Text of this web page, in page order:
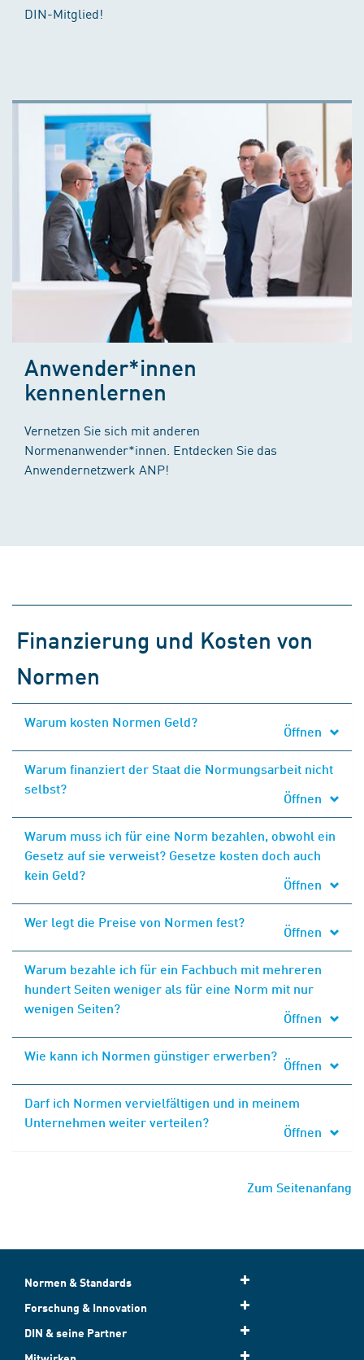
DIN-Mitglied!
Anwender*innen
kennenlernen
Vernetzen Sie sich mit anderen
Normenanwender*innen. Entdecken Sie das
Anwendernetzwerk ANP!
Finanzierung und Kosten von
Normen
Warum kosten Normen Geld?
Öffnen
Warum finanziert der Staat die Normungsarbeit nicht
selbst?
Öffnen
Warum muss ich für eine Norm bezahlen, obwohl ein
Gesetz auf sie verweist? Gesetze kosten doch auch
kein Geld?
Öffnen
Wer legt die Preise von Normen fest?
Öffnen
Warum bezahle ich für ein Fachbuch mit mehreren
hundert Seiten weniger als für eine Norm mit nur
wenigen Seiten?
Öffnen
Wie kann ich Normen günstiger erwerben?
Öffnen
Darf ich Normen vervielfältigen und in meinem
Unternehmen weiter verteilen?
Öffnen
Zum Seitenanfang
Normen & Standards
Forschung & Innovation
DIN & seine Partner